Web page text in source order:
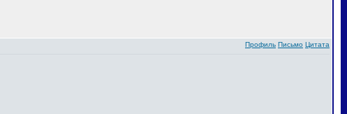
Профиль Письмо Цитата